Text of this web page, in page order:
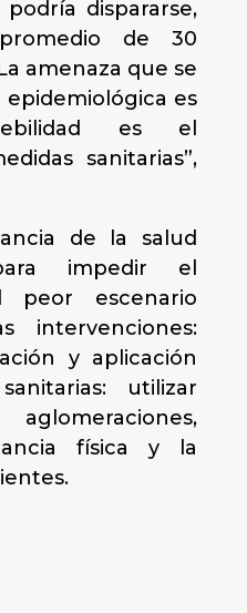
dispararse,
de 30
amenaza que se
epidemiológica es
es el
sanitarias”,
de la salud
impedir el
peor escenario
intervenciones:
y aplicación
utilizar
aglomeraciones,
física y la